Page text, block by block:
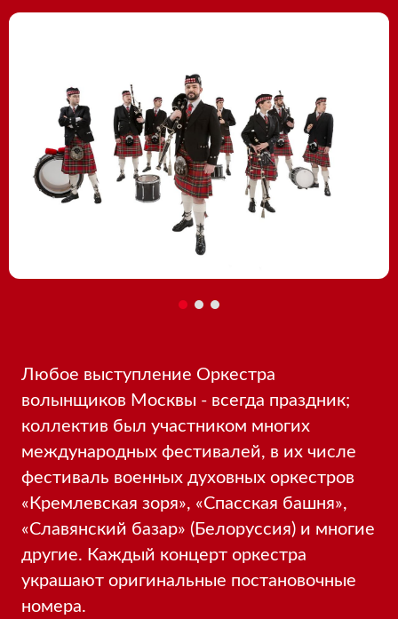
Любое выступление Оркестра
волынщиков Москвы - всегда праздник;
коллектив был участником многих
международных фестивалей, в их числе
фестиваль военных духовных оркестров
«Кремлевская зоря», «Спасская башня»,
«Славянский базар» (Белоруссия) и многие
другие. Каждый концерт оркестра
украшают оригинальные постановочные
номера.